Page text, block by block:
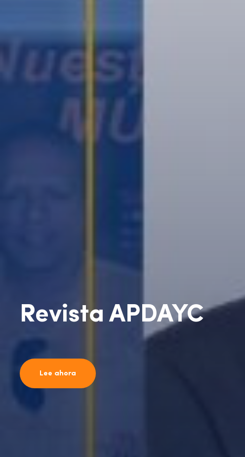
Revista APDAYC
Lee ahora